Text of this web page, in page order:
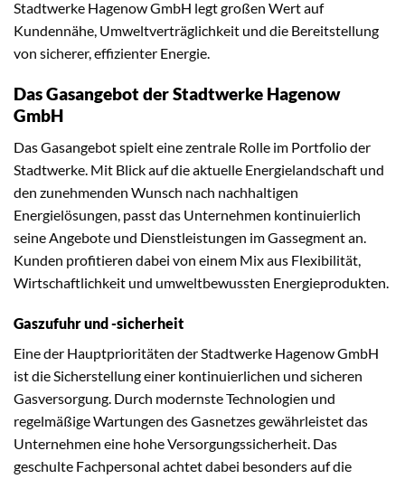
Stadtwerke Hagenow GmbH legt großen Wert auf
Kundennähe, Umweltverträglichkeit und die Bereitstellung
von sicherer, effizienter Energie.
Das Gasangebot der Stadtwerke Hagenow
GmbH
Das Gasangebot spielt eine zentrale Rolle im Portfolio der
Stadtwerke. Mit Blick auf die aktuelle Energielandschaft und
den zunehmenden Wunsch nach nachhaltigen
Energielösungen, passt das Unternehmen kontinuierlich
seine Angebote und Dienstleistungen im Gassegment an.
Kunden profitieren dabei von einem Mix aus Flexibilität,
Wirtschaftlichkeit und umweltbewussten Energieprodukten.
Gaszufuhr und -sicherheit
Eine der Hauptprioritäten der Stadtwerke Hagenow GmbH
ist die Sicherstellung einer kontinuierlichen und sicheren
Gasversorgung. Durch modernste Technologien und
regelmäßige Wartungen des Gasnetzes gewährleistet das
Unternehmen eine hohe Versorgungssicherheit. Das
geschulte Fachpersonal achtet dabei besonders auf die